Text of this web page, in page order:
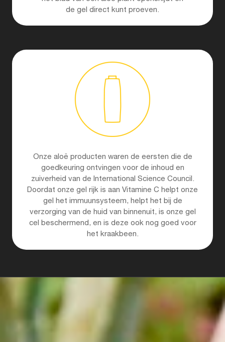
de gel direct kunt proeven.
Onze aloë producten waren de eersten die de
goedkeuring ontvingen voor de inhoud en
zuiverheid van de International Science Council.
Doordat onze gel rijk is aan Vitamine C helpt onze
gel het immuunsysteem, helpt het bij de
verzorging van de huid van binnenuit, is onze gel
cel beschermend, en is deze ook nog goed voor
het kraakbeen.